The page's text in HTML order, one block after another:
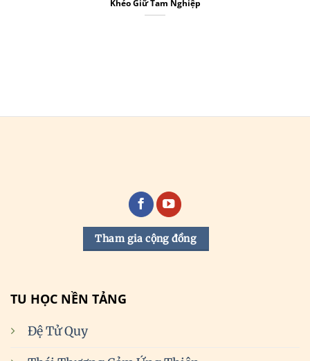
Khéo Giữ Tam Nghiệp
Tham gia cộng đồng
TU HỌC NỀN TẢNG
Đệ Tử Quy